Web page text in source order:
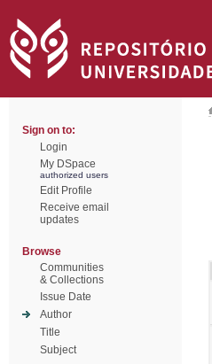
Sign on to:
Login
My DSpace
authorized users
Edit Profile
Receive email
updates
Browse
Communities
& Collections
Issue Date
Author
Title
Subject